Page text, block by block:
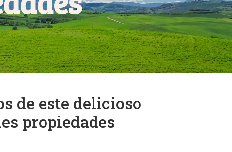
de este delicioso
propiedades